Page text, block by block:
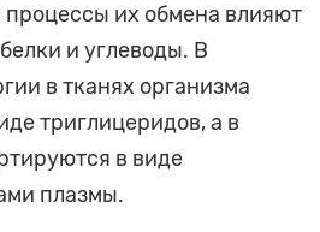
их обмена влияют
и углеводы. В
в тканях организма
триглицеридов, а в
в виде
плазмы.